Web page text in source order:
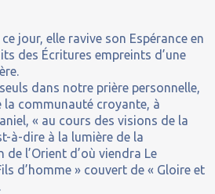
jour, elle ravive son Espérance en
des Écritures empreints d’une
dans notre prière personnelle,
la communauté croyante, à
« au cours des visions de la
à-dire à la lumière de la
l’Orient d’où viendra Le
d’homme » couvert de « Gloire et